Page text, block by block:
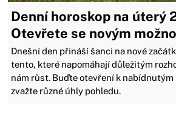
Denní horoskop na úterý
Otevřete se novým
Dnešní den přináší šanci na nové
tento, které napomáhají důležitým
nám růst. Buďte otevření k
zvažte různé úhly pohledu.